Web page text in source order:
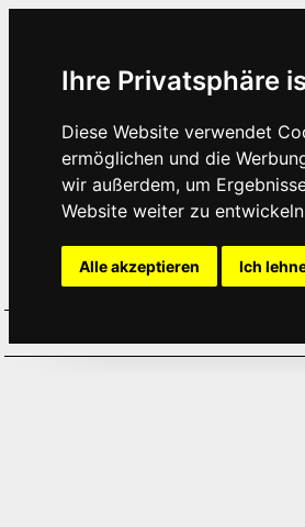
Ihre Privatsphäre
Diese Website verwendet
ermöglichen und die
wir außerdem, um
Website weiter zu
Alle akzeptieren Ich